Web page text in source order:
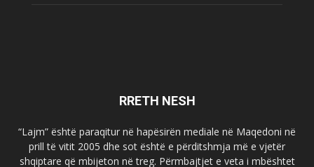
RRETH NESH
“Lajm” është paraqitur në hapësirën mediale në Maqedoni në
prill të vitit 2005 dhe sot është e përditshmja më e vjetër
shqiptare që mbijeton në treg. Përmbajtjet e veta i mbështet